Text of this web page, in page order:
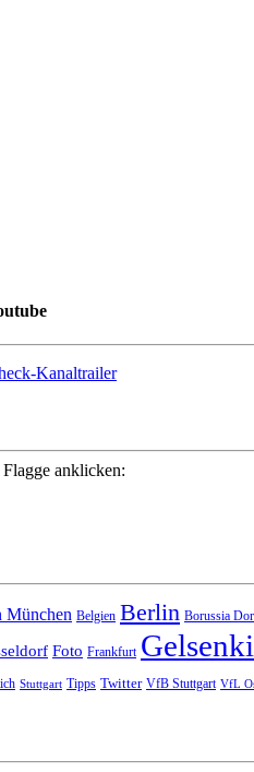
anklicken:
München Belgien Berlin Borussia
Foto Frankfurt
Stuttgart Tipps Twitter VfB Stuttgart VfL